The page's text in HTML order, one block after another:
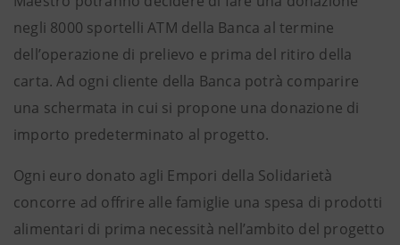
negli 8000 sportelli ATM della Banca al termine
dell’operazione di prelievo e prima del ritiro della
carta. Ad ogni cliente della Banca potrà comparire
una schermata in cui si propone una donazione di
importo predeterminato al progetto.
Ogni euro donato agli Empori della Solidarietà
concorre ad offrire alle famiglie una spesa di prodotti
alimentari di prima necessità nell’ambito del progetto